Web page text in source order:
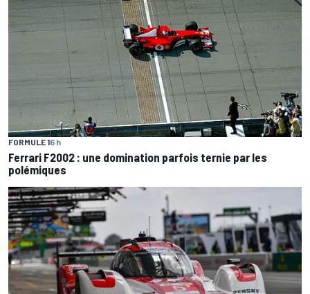
FORMULE 16 h
Ferrari F2002 : une domination parfois ternie par les
polémiques